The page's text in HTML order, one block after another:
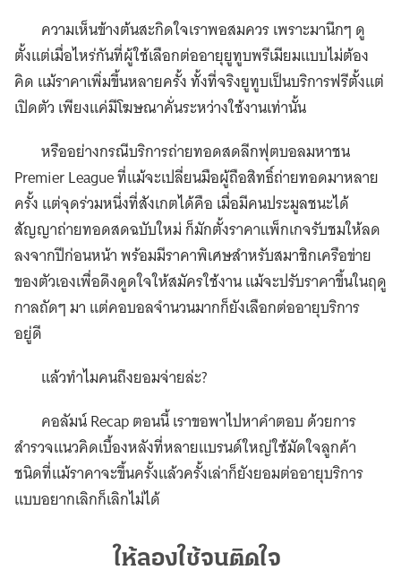
ความเห็นข้างต้นสะกิดใจเราพอสมควร เพราะมานึกๆ ดู
ตั้งแต่เมื่อไหร่กันที่ผู้ใช้เลือกต่ออายุยูทูบพรีเมียมแบบไม่ต้อง
คิด แม้ราคาเพิ่มขึ้นหลายครั้ง ทั้งที่จริงยูทูบเป็นบริการฟรีตั้งแต่
เปิดตัว เพียงแค่มีโฆษณาคั่นระหว่างใช้งานเท่านั้น
หรืออย่างกรณีบริการถ่ายทอดสดลีกฟุตบอลมหาชน
Premier League ที่แม้จะเปลี่ยนมือผู้ถือสิทธิ์ถ่ายทอดมาหลาย
ครั้ง แต่จุดร่วมหนึ่งที่สังเกตได้คือ เมื่อมีคนประมูลชนะได้
สัญญาถ่ายทอดสดฉบับใหม่ ก็มักตั้งราคาแพ็กเกจรับชมให้ลด
ลงจากปีก่อนหน้า พร้อมมีราคาพิเศษสำหรับสมาชิกเครือข่าย
ของตัวเองเพื่อดึงดูดใจให้สมัครใช้งาน แม้จะปรับราคาขึ้นในฤดู
กาลถัดๆ มา แต่คอบอลจำนวนมากก็ยังเลือกต่ออายุบริการ
อยู่ดี
แล้วทำไมคนถึงยอมจ่ายล่ะ?
คอลัมน์ Recap ตอนนี้ เราขอพาไปหาคำตอบ ด้วยการ
สำรวจแนวคิดเบื้องหลังที่หลายแบรนด์ใหญ่ใช้มัดใจลูกค้า
ชนิดที่แม้ราคาจะขึ้นครั้งแล้วครั้งเล่าก็ยังยอมต่ออายุบริการ
แบบอยากเลิกก็เลิกไม่ได้
ให้ลองใช้จนติดใจ